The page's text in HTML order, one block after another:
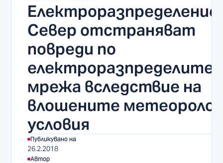
Електроразпределение
Север отстраняват
повреди по
мрежа вследствие на
влошените
условия
Публикувано на
26.2.2018
Автор